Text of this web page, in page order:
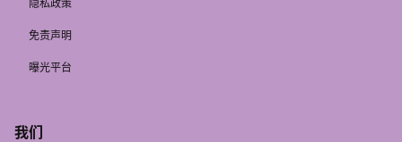
隐私政策
免责声明
曝光平台
我们